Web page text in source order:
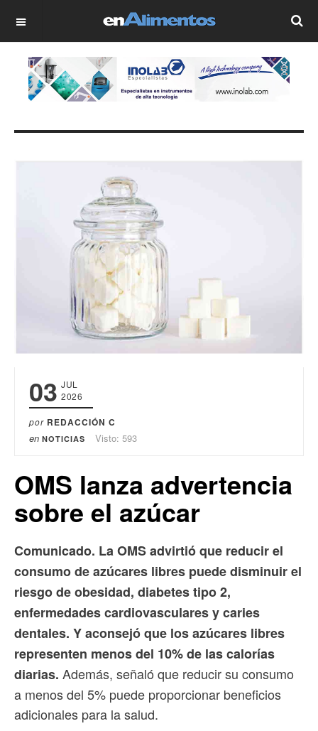
OFF CANVAS
03 JUL
2026
por REDACCIÓN C
en NOTICIAS Visto: 593
OMS lanza advertencia
sobre el azúcar
Comunicado. La OMS advirtió que reducir el
consumo de azúcares libres puede disminuir el
riesgo de obesidad, diabetes tipo 2,
enfermedades cardiovasculares y caries
dentales. Y aconsejó que los azúcares libres
representen menos del 10% de las calorías
diarias. Además, señaló que reducir su consumo
a menos del 5% puede proporcionar beneficios
adicionales para la salud.